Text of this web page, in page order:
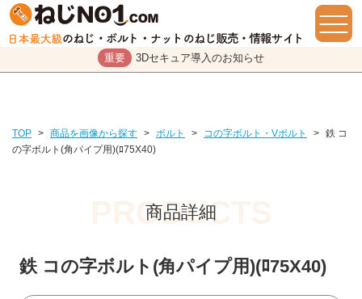
重要 3Dセキュア導入のお知らせ
TOP > 商品を画像から探す > ボルト > コの字ボルト・Vボルト > 鉄 コ
の字ボルト(角パイプ用)(ﾛ75X40)
商品詳細
鉄 コの字ボルト(角パイプ用)(ﾛ75X40)